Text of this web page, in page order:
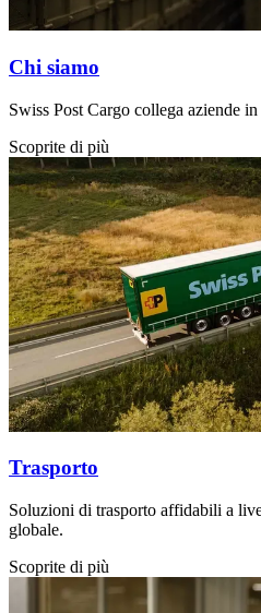
Chi siamo
Swiss Post Cargo collega aziende
Scoprite di più
Trasporto
Soluzioni di trasporto affidabili a
globale.
Scoprite di più